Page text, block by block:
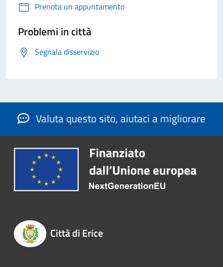
Prenota un appuntamento
Problemi in città
Segnala disservizio
Valuta questo sito, aiutaci a migliorare
Città di Erice